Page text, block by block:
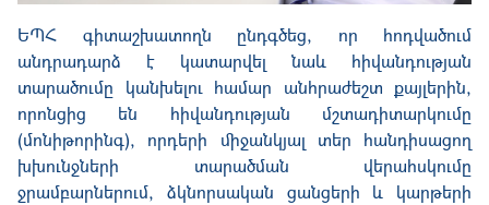
ԵՊՀ գիտաշխատողն ընդգծեց, որ հոդվածում
անդրադարձ է կատարվել նաև հիվանդության
տարածումը կանխելու համար անհրաժեշտ քայլերին,
որոնցից են հիվանդության մշտադիտարկումը
(մոնիթորինգ), որդերի միջանկյալ տեր հանդիսացող
խխունջների տարածման վերահսկումը
ջրամբարներում, ձկնորսական ցանցերի և կարթերի